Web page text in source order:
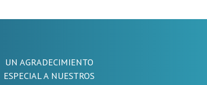
UN AGRADECIMIENTO
ESPECIAL A NUESTROS